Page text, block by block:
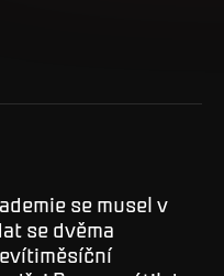
se musel v
se dvěma